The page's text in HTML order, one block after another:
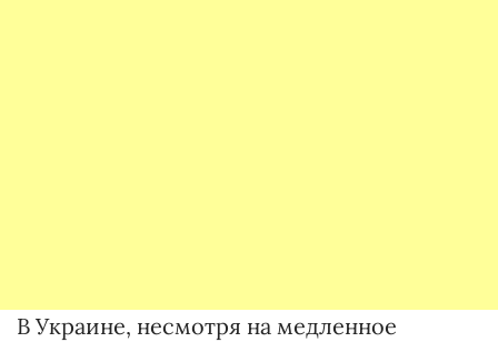
В Украине, несмотря на медленное